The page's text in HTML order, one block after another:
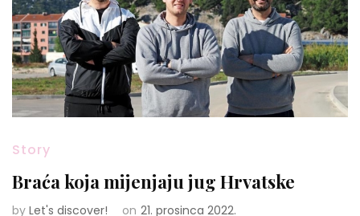
Story
Braća koja mijenjaju jug Hrvatske
by Let's discover! on 21. prosinca 2022.